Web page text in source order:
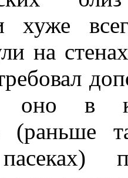
хуже
на
оно в
(раньше